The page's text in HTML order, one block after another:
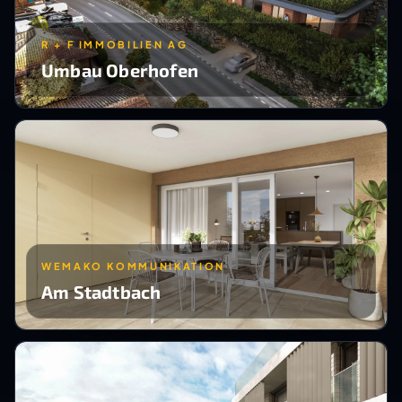
R + F IMMOBILIEN AG
Umbau Oberhofen
WEMAKO KOMMUNIKATION
Am Stadtbach